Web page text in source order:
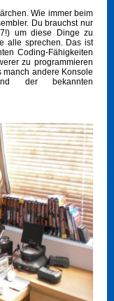
Wie immer beim
Du brauchst nur
um diese Dinge zu
alle sprechen. Das ist
Coding-Fähigkeiten
zu programmieren
andere Konsole
der bekannten